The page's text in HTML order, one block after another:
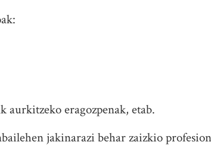
eragozpenak, etab.
jakinarazi behar zaizkio